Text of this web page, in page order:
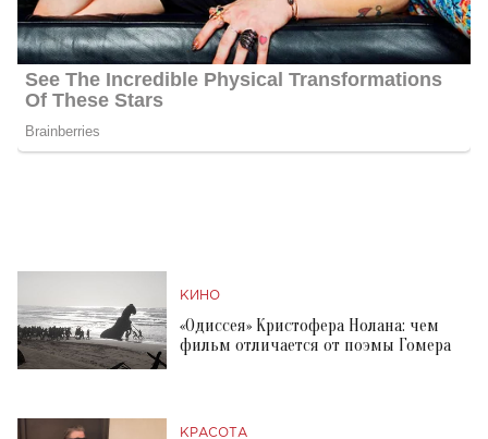
КИНО
«Одиссея» Кристофера Нолана: чем
фильм отличается от поэмы Гомера
КРАСОТА